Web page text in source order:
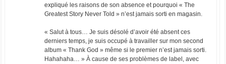
expliqué les raisons de son absence et pourquoi « The
Greatest Story Never Told » n’est jamais sorti en magasin.
« Salut à tous… Je suis désolé d’avoir été absent ces
derniers temps, je suis occupé à travailler sur mon second
album « Thank God » même si le premier n’est jamais sorti.
Hahahaha… » À cause de ses problèmes de label, avec